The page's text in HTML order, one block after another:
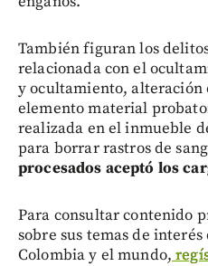
También figuran los
relacionada con el
y ocultamiento, alteración
elemento material
realizada en el inmueble
para borrar rastros de
procesados aceptó los
Para consultar contenido
sobre sus temas de
Colombia y el mundo,